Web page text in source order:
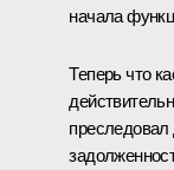
начала
Теперь что